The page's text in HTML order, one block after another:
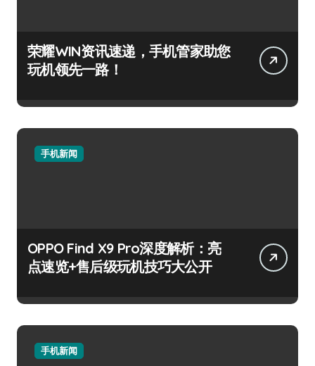
荣耀WIN资讯速递，手机管家助您
玩机领先一路！
手机新闻
OPPO Find X9 Pro深度解析：亮
点速览+售后级玩机技巧大公开
手机新闻